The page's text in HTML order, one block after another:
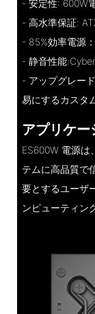
- 安定性: 600W
- 高水準保証:
- 85%効率電源
- 静音性能
- アップグレー
易にするカスタ
アプリケ
ES600W 電源は
テムに高品質で
要とするユーザ
ンピューティン